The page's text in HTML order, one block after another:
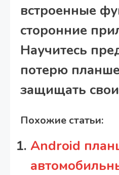
встроенные
сторонние
Научитесь
потерю
защищать
Похожие статьи:
Android